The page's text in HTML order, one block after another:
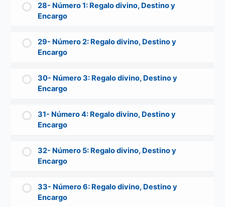
28- Número 1: Regalo divino, Destino y
Encargo
29- Número 2: Regalo divino, Destino y
Encargo
30- Número 3: Regalo divino, Destino y
Encargo
31- Número 4: Regalo divino, Destino y
Encargo
32- Número 5: Regalo divino, Destino y
Encargo
33- Número 6: Regalo divino, Destino y
Encargo